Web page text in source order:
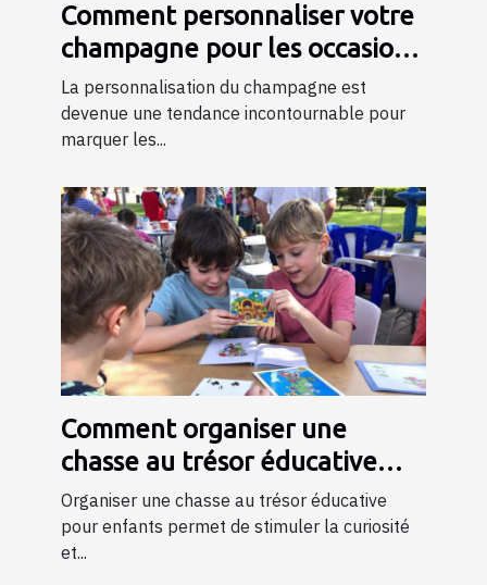
Comment personnaliser votre
champagne pour les occasions
spéciales ?
La personnalisation du champagne est
devenue une tendance incontournable pour
marquer les...
Comment organiser une
chasse au trésor éducative
pour enfants
Organiser une chasse au trésor éducative
pour enfants permet de stimuler la curiosité
et...